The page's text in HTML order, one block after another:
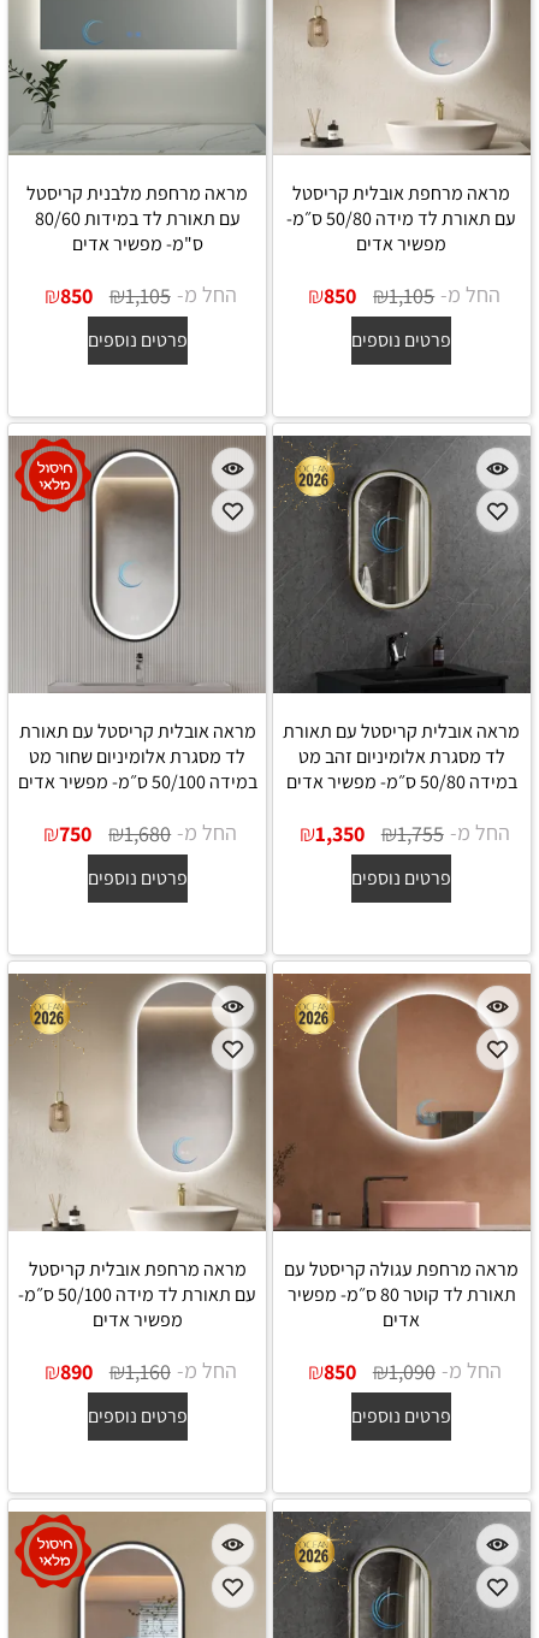
מראה מרחפת אובלית קריסטל
עם תאורת לד מידה 50/80 ס״מ-
מפשיר אדים
החל מ- ₪1,105
₪850
פרטים נוספים
מראה מרחפת מלבנית קריסטל
עם תאורת לד במידות 80/60
ס"מ- מפשיר אדים
החל מ- ₪1,105
₪850
פרטים נוספים
מראה אובלית קריסטל עם תאורת
לד מסגרת אלומיניום זהב מט
במידה 50/80 ס״מ- מפשיר אדים
החל מ- ₪1,755
₪1,350
פרטים נוספים
מראה אובלית קריסטל עם תאורת
לד מסגרת אלומיניום שחור מט
במידה 50/100 ס״מ- מפשיר אדים
החל מ- ₪1,680
₪750
פרטים נוספים
מראה מרחפת עגולה קריסטל עם
תאורת לד קוטר 80 ס״מ- מפשיר
אדים
החל מ- ₪1,090
₪850
פרטים נוספים
מראה מרחפת אובלית קריסטל
עם תאורת לד מידה 50/100 ס״מ-
מפשיר אדים
החל מ- ₪1,160
₪890
פרטים נוספים